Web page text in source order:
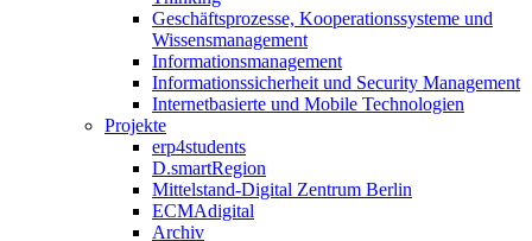
Geschäftsprozesse, Kooperationssysteme und
Wissensmanagement
Informationsmanagement
Informationssicherheit und Security Management
Internetbasierte und Mobile Technologien
Projekte
erp4students
D.smartRegion
Mittelstand-Digital Zentrum Berlin
ECMAdigital
Archiv